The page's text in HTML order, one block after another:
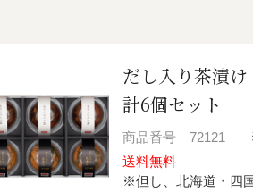
だし入り茶漬
計6個セット
商品番号 72121
送料無料
※但し、北海道・四